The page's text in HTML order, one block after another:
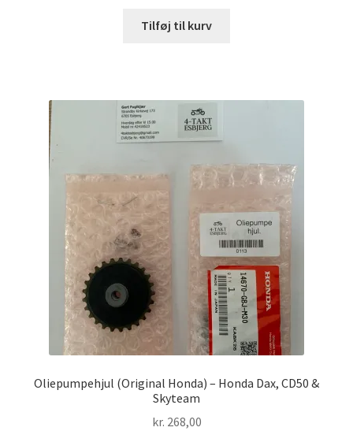
Tilføj til kurv
Oliepumpehjul (Original Honda) – Honda Dax, CD50 &
Skyteam
kr. 268,00